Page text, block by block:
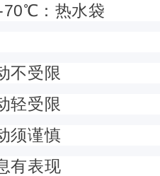
：热水袋
不受限
轻受限
须谨慎
有表现